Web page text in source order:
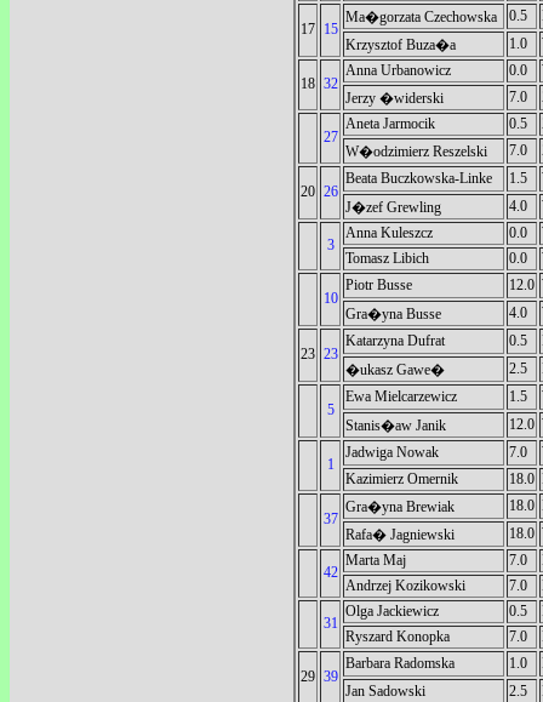
17 15
Ma�gorzata Czechowska 0.5
Krzysztof Buza�a
1.0
18 32
Anna Urbanowicz 0.0
Jerzy �widerski
7.0
27
Aneta Jarmocik 0.5
W�odzimierz Reszelski
7.0
20 26
Beata Buczkowska-Linke 1.5
J�zef Grewling
4.0
3
Anna Kuleszcz 0.0
Tomasz Libich
0.0
10
Piotr Busse 12.0
Gra�yna Busse
4.0
23 23
Katarzyna Dufrat 0.5
�ukasz Gawe�
2.5
5
Ewa Mielcarzewicz 1.5
Stanis�aw Janik
12.0
1
Jadwiga Nowak 7.0
Kazimierz Omernik
18.0
37
Gra�yna Brewiak 18.0
Rafa� Jagniewski
18.0
42
Marta Maj 7.0
Andrzej Kozikowski
7.0
31
Olga Jackiewicz 0.5
Ryszard Konopka
7.0
29 39
Barbara Radomska 1.0
Jan Sadowski
2.5